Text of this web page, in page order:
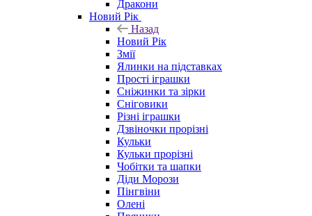
Дракони
Новий Рік
Назад
Новий Рік
Змії
Ялинки на підставках
Прості іграшки
Сніжинки та зірки
Сніговики
Різні іграшки
Дзвіночки прорізні
Кульки
Кульки прорізні
Чобітки та шапки
Діди Морози
Пінгвіни
Олені